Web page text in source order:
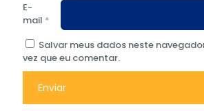
E-
mail *
Salvar meus dados neste
vez que eu comentar.